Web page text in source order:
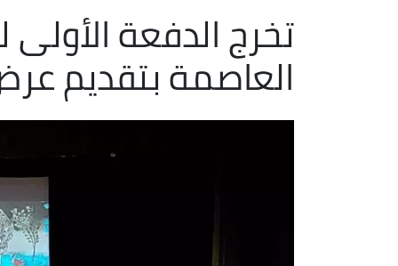
تخرج الدفعة
العاصمة بتقديم